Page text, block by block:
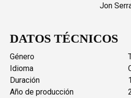
Jon
DATOS TÉCNICOS
Género
Idioma
Duración
Año de producción